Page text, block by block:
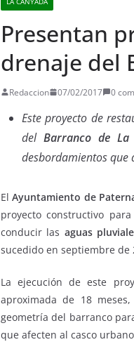
Presentan
drenaje del
Redaccion 07/02/2017 0
Este proyecto de
delBarranco de La
desbordamientos que
ElAyuntamiento de
proyecto constructivo
conducir las aguas
sucedido en septiembre de
La ejecución de este
aproximada de 18
geometría del barranco
que afecten al casco